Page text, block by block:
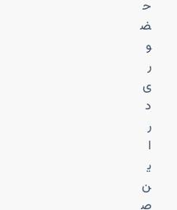
ح
ض
و
ر
ی
د
ر
ا
ی
ن
ص